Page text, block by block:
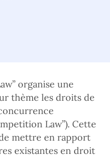
organise une
thème les droits de
Law”). Cette
mettre en rapport
existantes en droit